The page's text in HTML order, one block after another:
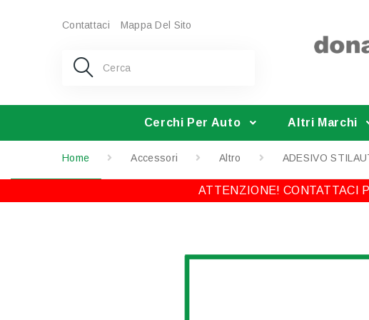
Contattaci Mappa Del Sito
Cerchi Per Auto Altri Marchi
Home Accessori Altro ADESIVO
ATTENZIONE! CONTATTACI